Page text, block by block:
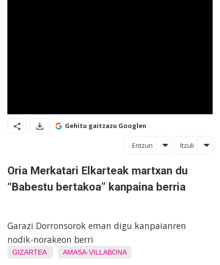
Gehitu gaitzazu Googlen
Entzun Itzuli
Oria Merkatari Elkarteak martxan du
“Babestu bertakoa” kanpaina berria
Garazi Dorronsorok eman digu kanpaianren
nodik-norakeon berri
GIZARTEA AMASA-VILLABONA